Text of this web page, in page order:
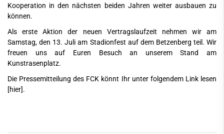
Kooperation in den nächsten beiden Jahren weiter ausbauen zu
können.
Als erste Aktion der neuen Vertragslaufzeit nehmen wir am
Samstag, den 13. Juli am Stadionfest auf dem Betzenberg teil. Wir
freuen uns auf Euren Besuch an unserem Stand am
Kunstrasenplatz.
Die Pressemitteilung des FCK könnt Ihr unter folgendem Link lesen
[hier].